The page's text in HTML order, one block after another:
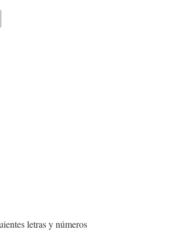
letras y números